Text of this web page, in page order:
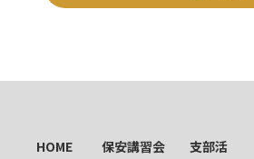
HOME 保安講習会
支部活